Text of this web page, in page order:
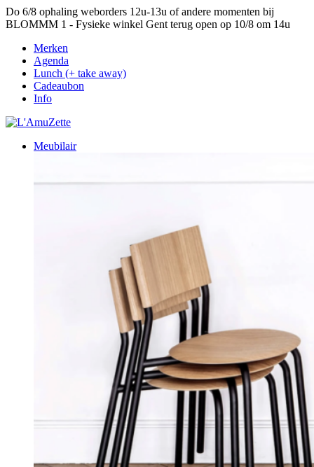
Do 6/8 ophaling weborders 12u-13u of andere momenten bij
BLOMMM 1 - Fysieke winkel Gent terug open op 10/8 om 14u
Merken
Agenda
Lunch (+ take away)
Cadeaubon
Info
Meubilair